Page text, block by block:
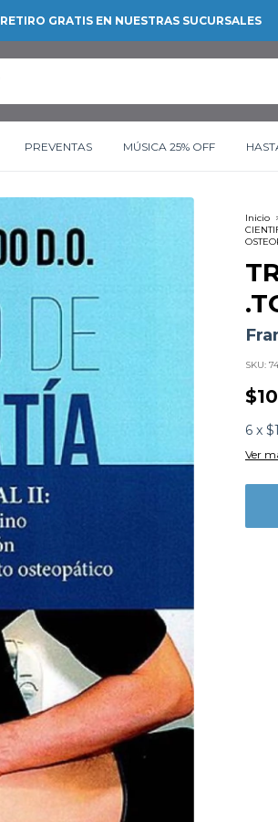
RETIRO GRATIS EN NUESTRAS SUCURSALES
PREVENTAS MÚSICA 25% OFF
Inicio
SKU:
6 x
Ver